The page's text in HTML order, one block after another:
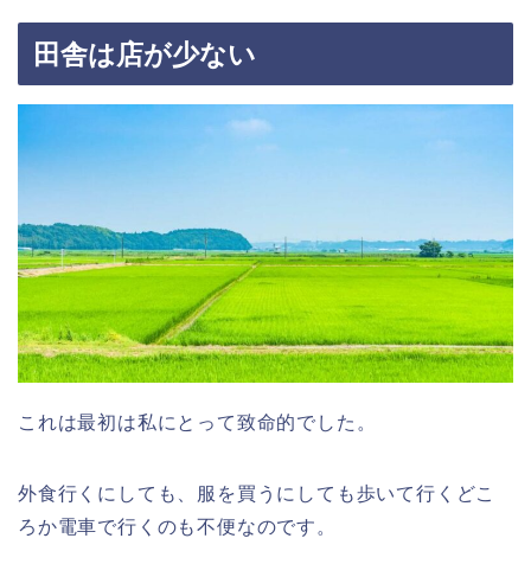
田舎は店が少ない
これは最初は私にとって致命的でした。
外食行くにしても、服を買うにしても歩いて行くどこ
ろか電車で行くのも不便なのです。